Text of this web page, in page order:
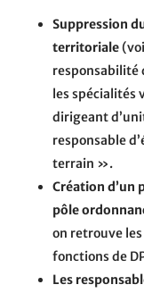
Suppression
territoriale
responsabilité
les spécialités
dirigeant
responsable
terrain ».
Création d’un
pôle
on retrouve
fonctions de
Les